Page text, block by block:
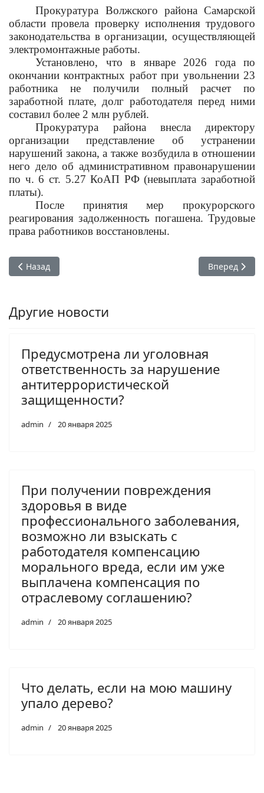
Прокуратура Волжского района Самарской
области провела проверку исполнения трудового
законодательства в организации, осуществляющей
электромонтажные работы.
Установлено, что в январе 2026 года по
окончании контрактных работ при увольнении 23
работника не получили полный расчет по
заработной плате, долг работодателя перед ними
составил более 2 млн рублей.
Прокуратура района внесла директору
организации представление об устранении
нарушений закона, а также возбудила в отношении
него дело об административном правонарушении
по ч. 6 ст. 5.27 КоАП РФ (невыплата заработной
платы).
После принятия мер прокурорского
реагирования задолженность погашена. Трудовые
права работников восстановлены.
Предыдущий: После вмешательства прокуратуры
Назад Следующий:
Вперед
Другие новости
Предусмотрена ли уголовная
ответственность за нарушение
антитеррористической
защищенности?
admin 20 января 2025
При получении повреждения
здоровья в виде
профессионального заболевания,
возможно ли взыскать с
работодателя компенсацию
морального вреда, если им уже
выплачена компенсация по
отраслевому соглашению?
admin 20 января 2025
Что делать, если на мою машину
упало дерево?
admin 20 января 2025